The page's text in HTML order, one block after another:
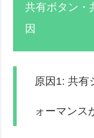
共有ボタン・
因
原因1: 共有
ォーマンス